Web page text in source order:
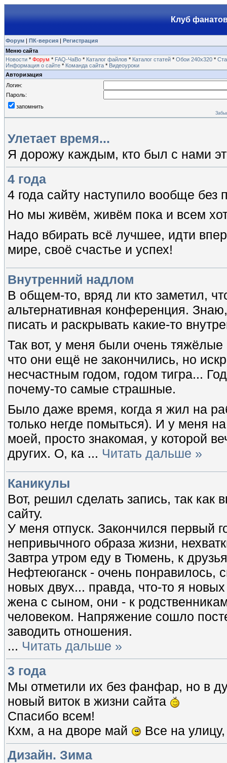
Клуб
Форум | ПК-версия | Регистрация
Меню сайта
Новости * Форум * FAQ-ЧаВо * Каталог файлов * Каталог статей * Обои 240х320 *
Информация о сайте * Команда сайта * Видеоуроки
Авторизация
Логин:
Пароль:
запомнить
Улетает время...
Я дорожу каждым, кто был с нами
4 года
4 года сайту наступило вообще без
Но мы живём, живём пока и всем
Надо вбирать всё лучшее, идти
мире, своё счастье и успех!
Внутренний надлом
В общем-то, вряд ли кто заметил,
альтернативная конференция.
писать и раскрывать какие-то
Так вот, у меня были очень
что они ещё не закончились, но
несчастным годом, годом тигра...
почему-то самые страшные.
Было даже время, когда я жил на
только негде помыться). И у меня
моей, просто знакомая, у которой
других. О, ка ... Читать дальше »
Каникулы
Вот, решил сделать запись, так
сайту.
У меня отпуск. Закончился первый
непривычного образа жизни,
Завтра утром еду в Тюмень, к
Нефтеюганск - очень понравилось,
новых двух... правда, что-то я
жена с сыном, они - к
человеком. Напряжение сошло
заводить отношения.
... Читать дальше »
3 года
Мы отметили их без фанфар, но в
новый виток в жизни сайта
Спасибо всем!
Кхм, а на дворе май
Все на
Дизайн. Зима